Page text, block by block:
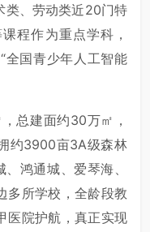
类、劳动类近20门特
程作为重点学科，
全国青少年人工智能
总建面约30万㎡，
约3900亩3A级森林
鸿通城、爱琴海、
多所学校，全龄段教
医院护航，真正实现